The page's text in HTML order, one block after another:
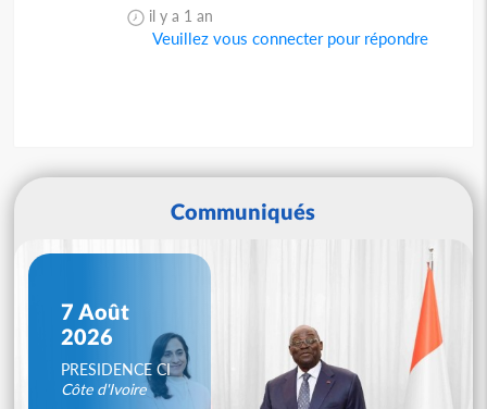
il y a 1 an
Veuillez vous connecter pour répondre
Communiqués
7 Août
2026
PRESIDENCE CI
Côte d'Ivoire